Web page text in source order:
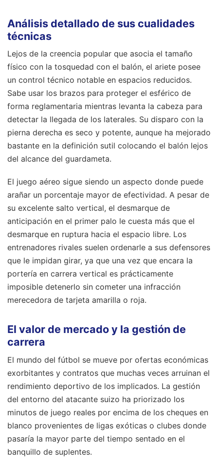
Análisis detallado de sus cualidades
técnicas
Lejos de la creencia popular que asocia el tamaño
físico con la tosquedad con el balón, el ariete posee
un control técnico notable en espacios reducidos.
Sabe usar los brazos para proteger el esférico de
forma reglamentaria mientras levanta la cabeza para
detectar la llegada de los laterales. Su disparo con la
pierna derecha es seco y potente, aunque ha mejorado
bastante en la definición sutil colocando el balón lejos
del alcance del guardameta.
El juego aéreo sigue siendo un aspecto donde puede
arañar un porcentaje mayor de efectividad. A pesar de
su excelente salto vertical, el desmarque de
anticipación en el primer palo le cuesta más que el
desmarque en ruptura hacia el espacio libre. Los
entrenadores rivales suelen ordenarle a sus defensores
que le impidan girar, ya que una vez que encara la
portería en carrera vertical es prácticamente
imposible detenerlo sin cometer una infracción
merecedora de tarjeta amarilla o roja.
El valor de mercado y la gestión de
carrera
El mundo del fútbol se mueve por ofertas económicas
exorbitantes y contratos que muchas veces arruinan el
rendimiento deportivo de los implicados. La gestión
del entorno del atacante suizo ha priorizado los
minutos de juego reales por encima de los cheques en
blanco provenientes de ligas exóticas o clubes donde
pasaría la mayor parte del tiempo sentado en el
banquillo de suplentes.